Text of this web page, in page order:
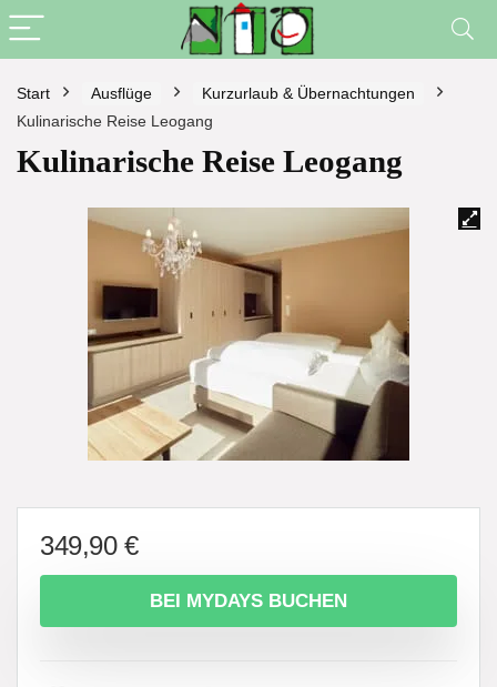
Start Ausflüge
Kurzurlaub & Übernachtungen
Kulinarische Reise Leogang
Kulinarische Reise Leogang
349,90 €
BEI MYDAYS BUCHEN